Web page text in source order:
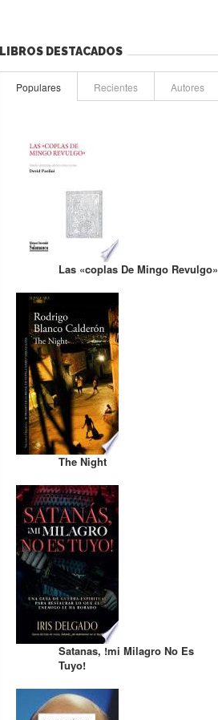
LIBROS DESTACADOS
Populares Recientes Autores
Las «coplas De Mingo Revulgo»
The Night
Satanas, !mi Milagro No Es
Tuyo!